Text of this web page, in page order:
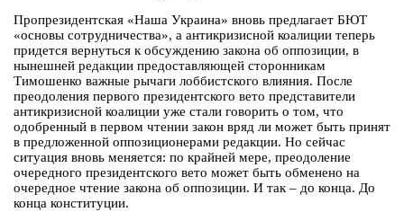
Пропрезидентская «Наша Украина» вновь предлагает БЮТ
«основы сотрудничества», а антикризисной коалиции теперь
придется вернуться к обсуждению закона об оппозиции, в
нынешней редакции предоставляющей сторонникам
Тимошенко важные рычаги лоббистского влияния. После
преодоления первого президентского вето представители
антикризисной коалиции уже стали говорить о том, что
одобренный в первом чтении закон вряд ли может быть принят
в предложенной оппозиционерами редакции. Но сейчас
ситуация вновь меняется: по крайней мере, преодоление
очередного президентского вето может быть обменено на
очередное чтение закона об оппозиции. И так – до конца. До
конца конституции.